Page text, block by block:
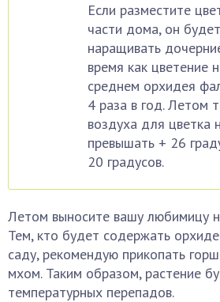
Если разместите
части дома, он
наращивать
время как цветение
среднем орхидея
4 раза в год. Летом
воздуха для цветка
превышать + 26
20 градусов.
Летом выносите вашу любимицу
Тем, кто будет содержать
саду, рекомендую прикопать
мхом. Таким образом, растение
температурных перепадов.